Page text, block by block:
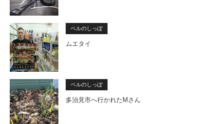
ベルのしっぽ
ムエタイ
ベルのしっぽ
多治見市へ行かれたMさん